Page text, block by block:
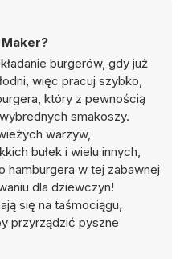
burgerów, gdy już
więc pracuj szybko,
który z pewnością
smakoszy.
warzyw,
bułek i wielu innych,
w tej zabawnej
dla dziewczyn!
się na taśmociągu,
przyrządzić pyszne